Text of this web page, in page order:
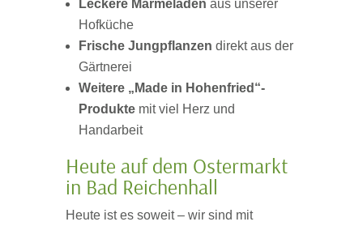
Leckere Marmeladen aus unserer
Hofküche
Frische Jungpflanzen direkt aus der
Gärtnerei
Weitere „Made in Hohenfried“-
Produktemit viel Herz und
Handarbeit
Heute auf dem Ostermarkt
in Bad Reichenhall
Heute ist es soweit – wir sind mit